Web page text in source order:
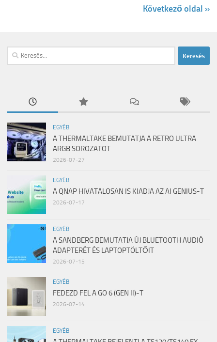
Következő oldal »
Keresés:
EGYÉB
A THERMALTAKE BEMUTATJA A RETRO ULTRA
ARGB SOROZATOT
2026-07-27
EGYÉB
A QNAP HIVATALOSAN IS KIADJA AZ AI GENIUS-T
2026-07-17
EGYÉB
A SANDBERG BEMUTATJA ÚJ BLUETOOTH AUDIÓ
ADAPTERÉT ÉS LAPTOPTÖLTŐIT
2026-07-15
EGYÉB
FEDEZD FEL A GO 6 (GEN II)-T
2026-07-14
EGYÉB